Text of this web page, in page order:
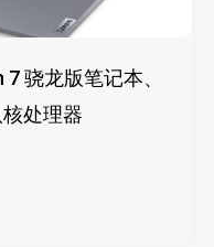
骁龙版笔记本、
处理器